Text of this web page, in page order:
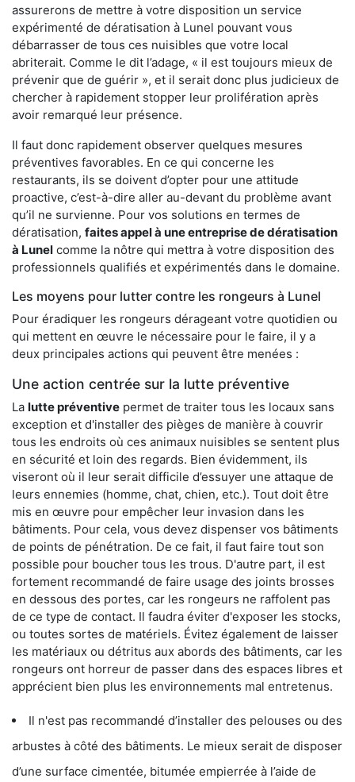
assurerons de mettre à votre disposition un service
expérimenté de dératisation à Lunel pouvant vous
débarrasser de tous ces nuisibles que votre local
abriterait. Comme le dit l’adage, « il est toujours mieux de
prévenir que de guérir », et il serait donc plus judicieux de
chercher à rapidement stopper leur prolifération après
avoir remarqué leur présence.
Il faut donc rapidement observer quelques mesures
préventives favorables. En ce qui concerne les
restaurants, ils se doivent d’opter pour une attitude
proactive, c’est-à-dire aller au-devant du problème avant
qu’il ne survienne. Pour vos solutions en termes de
dératisation, faites appel à une entreprise de dératisation
à Lunel comme la nôtre qui mettra à votre disposition des
professionnels qualifiés et expérimentés dans le domaine.
Les moyens pour lutter contre les rongeurs à Lunel
Pour éradiquer les rongeurs dérageant votre quotidien ou
qui mettent en œuvre le nécessaire pour le faire, il y a
deux principales actions qui peuvent être menées :
Une action centrée sur la lutte préventive
La lutte préventive permet de traiter tous les locaux sans
exception et d'installer des pièges de manière à couvrir
tous les endroits où ces animaux nuisibles se sentent plus
en sécurité et loin des regards. Bien évidemment, ils
viseront où il leur serait difficile d’essuyer une attaque de
leurs ennemies (homme, chat, chien, etc.). Tout doit être
mis en œuvre pour empêcher leur invasion dans les
bâtiments. Pour cela, vous devez dispenser vos bâtiments
de points de pénétration. De ce fait, il faut faire tout son
possible pour boucher tous les trous. D'autre part, il est
fortement recommandé de faire usage des joints brosses
en dessous des portes, car les rongeurs ne raffolent pas
de ce type de contact. Il faudra éviter d'exposer les stocks,
ou toutes sortes de matériels. Évitez également de laisser
les matériaux ou détritus aux abords des bâtiments, car les
rongeurs ont horreur de passer dans des espaces libres et
apprécient bien plus les environnements mal entretenus.
Il n'est pas recommandé d’installer des pelouses ou des
arbustes à côté des bâtiments. Le mieux serait de disposer
d’une surface cimentée, bitumée empierrée à l’aide de